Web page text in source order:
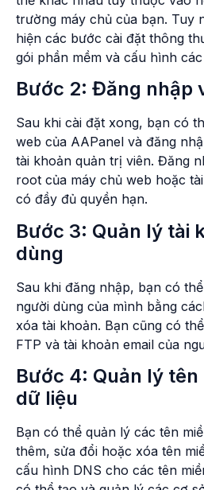
trường máy chủ của bạn. Tuy
hiện các bước cài đặt thông
gói phần mềm và cấu hình
Bước 2: Đăng nhập
Sau khi cài đặt xong, bạn có
web của AAPanel và đăng
tài khoản quản trị viên. Đăng
root của máy chủ web hoặc
có đầy đủ quyền hạn.
Bước 3: Quản lý tài
dùng
Sau khi đăng nhập, bạn có
người dùng của mình bằng
xóa tài khoản. Bạn cũng có
FTP và tài khoản email của
Bước 4: Quản lý
dữ liệu
Bạn có thể quản lý các tên
thêm, sửa đổi hoặc xóa tên
cấu hình DNS cho các tên